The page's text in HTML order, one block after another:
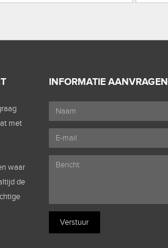
met
waar
de
INFORMATIE AANVRAGEN